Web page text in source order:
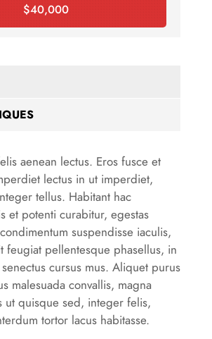
$40,000
aenean lectus. Eros fusce et
lectus in ut imperdiet,
tellus. Habitant hac
et potenti curabitur, egestas
suspendisse iaculis,
feugiat pellentesque phasellus, in
cursus mus. Aliquet purus
malesuada convallis, magna
ut quisque sed, integer felis,
tortor lacus habitasse.